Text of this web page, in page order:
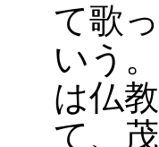
て歌
いう
は仏
て、